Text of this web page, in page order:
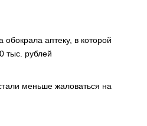
аптеку, в которой
тыс. рублей
меньше жаловаться на